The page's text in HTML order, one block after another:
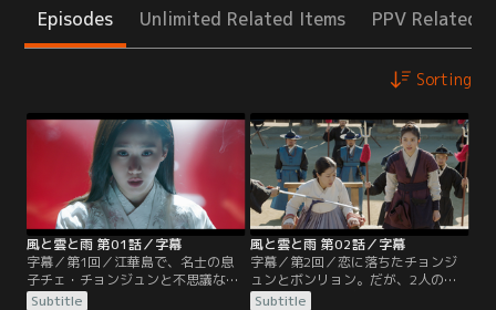
Episodes Unlimited Related Items PPV Related
Sorting
風と雲と雨 第01話／字幕
字幕／第1回／江華島で、名士の息
子チェ・チョンジュンと不思議な能
力を持つ少女イ・ボンリョンは出会
Subtitle
風と雲と雨 第02話／字幕
字幕／第2回／恋に落ちたチョンジ
ュンとボンリョン。だが、2人の仲
に嫉妬するインギュの企みでボンリ
Subtitle